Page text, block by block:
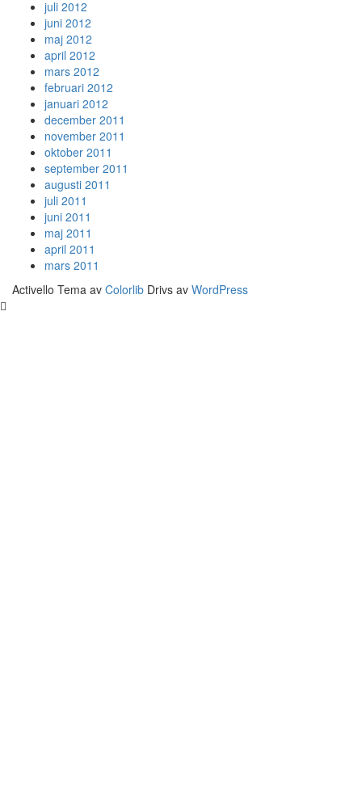
juli 2012
juni 2012
maj 2012
april 2012
mars 2012
februari 2012
januari 2012
december 2011
november 2011
oktober 2011
september 2011
augusti 2011
juli 2011
juni 2011
maj 2011
april 2011
mars 2011
Activello Tema av Colorlib Drivs av WordPress